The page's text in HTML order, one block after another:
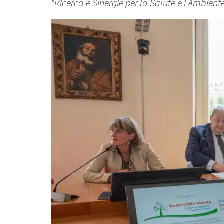
"Ricerca e Sinergie per la Salute e